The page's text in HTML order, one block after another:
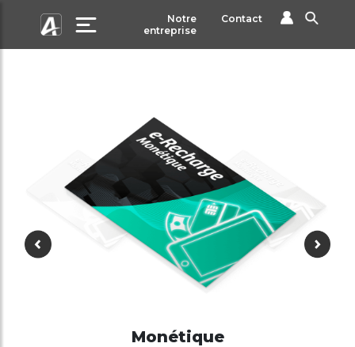
Notre
entreprise
Contact
Monétique